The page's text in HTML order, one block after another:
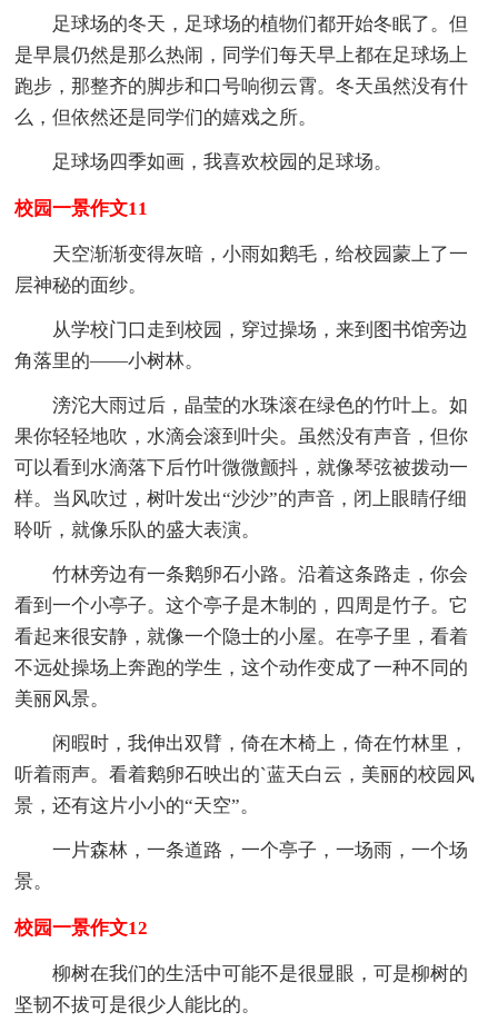
足球场的冬天，足球场的植物们都开始冬眠了。但
是早晨仍然是那么热闹，同学们每天早上都在足球场上
跑步，那整齐的脚步和口号响彻云霄。冬天虽然没有什
么，但依然还是同学们的嬉戏之所。
足球场四季如画，我喜欢校园的足球场。
校园一景作文11
天空渐渐变得灰暗，小雨如鹅毛，给校园蒙上了一
层神秘的面纱。
从学校门口走到校园，穿过操场，来到图书馆旁边
角落里的——小树林。
滂沱大雨过后，晶莹的水珠滚在绿色的竹叶上。如
果你轻轻地吹，水滴会滚到叶尖。虽然没有声音，但你
可以看到水滴落下后竹叶微微颤抖，就像琴弦被拨动一
样。当风吹过，树叶发出“沙沙”的声音，闭上眼睛仔细
聆听，就像乐队的盛大表演。
竹林旁边有一条鹅卵石小路。沿着这条路走，你会
看到一个小亭子。这个亭子是木制的，四周是竹子。它
看起来很安静，就像一个隐士的小屋。在亭子里，看着
不远处操场上奔跑的学生，这个动作变成了一种不同的
美丽风景。
闲暇时，我伸出双臂，倚在木椅上，倚在竹林里，
听着雨声。看着鹅卵石映出的`蓝天白云，美丽的校园风
景，还有这片小小的“天空”。
一片森林，一条道路，一个亭子，一场雨，一个场
景。
校园一景作文12
柳树在我们的生活中可能不是很显眼，可是柳树的
坚韧不拔可是很少人能比的。